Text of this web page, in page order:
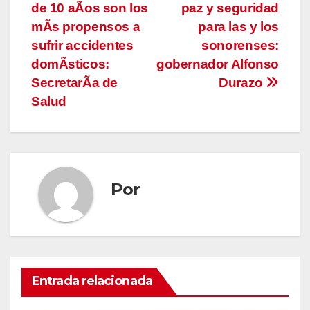
de
entradas
paz y seguridad
para las y los
sonorenses:
gobernador Alfonso
Durazo
de 10 aÃos son los
mÃs propensos a
sufrir accidentes
domÃsticos:
SecretarÃa de
Salud
Por
Entrada relacionada